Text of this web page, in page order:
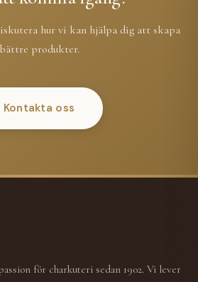
hur vi kan hjälpa dig att skapa
bättre produkter.
Kontakta oss
för charkuteri sedan 1902. Vi lever